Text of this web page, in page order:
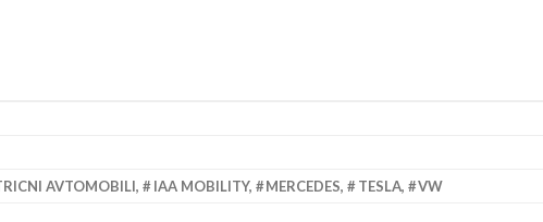
AVTOMOBILI, IAA MOBILITY, MERCEDES, TESLA, VW